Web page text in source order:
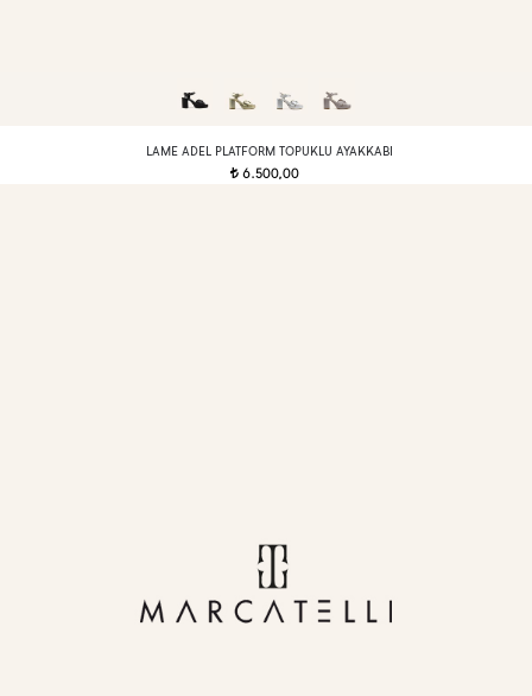
LAME ADEL PLATFORM TOPUKLU AYAKKABI
t 6.500,00